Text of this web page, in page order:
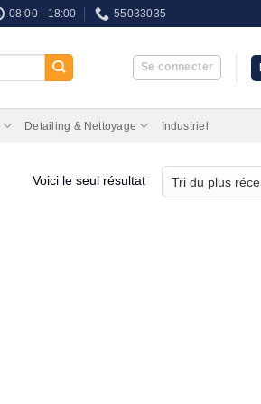
08:00 - 18:00 55033035
Se connecter
Detailing & Nettoyage Industriel
Voici le seul résultat